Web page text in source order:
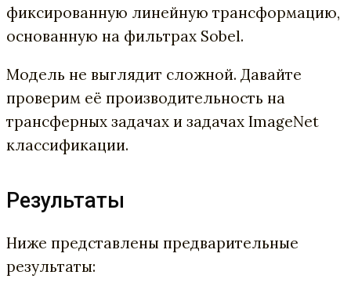
фиксированную линейную трансформацию,
основанную на фильтрах Sobel.
Модель не выглядит сложной. Давайте
проверим её производительность на
трансферных задачах и задачах ImageNet
классификации.
Результаты
Ниже представлены предварительные
результаты: